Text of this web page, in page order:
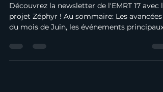
Découvrez la newsletter de l'EMRT 17 avec le
projet Zéphyr ! Au sommaire: Les avancées
du mois de Juin, les événements principaux